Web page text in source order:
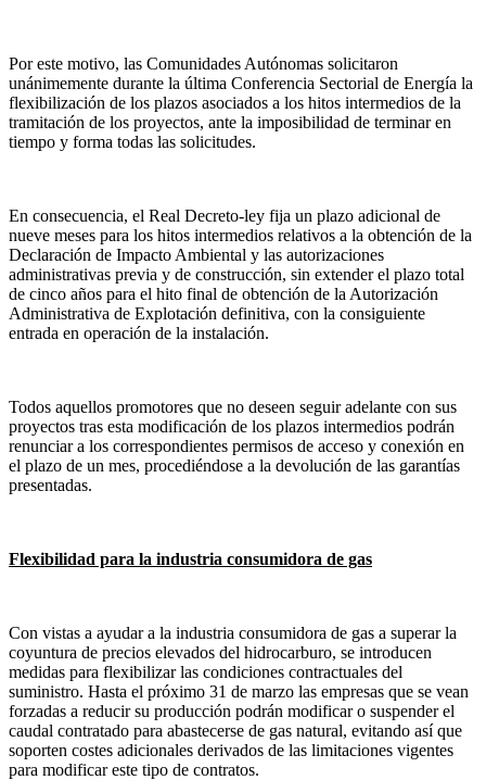
Por este motivo, las Comunidades Autónomas solicitaron
unánimemente durante la última Conferencia Sectorial de Energía la
flexibilización de los plazos asociados a los hitos intermedios de la
tramitación de los proyectos, ante la imposibilidad de terminar en
tiempo y forma todas las solicitudes.
En consecuencia, el Real Decreto-ley fija un plazo adicional de
nueve meses para los hitos intermedios relativos a la obtención de la
Declaración de Impacto Ambiental y las autorizaciones
administrativas previa y de construcción, sin extender el plazo total
de cinco años para el hito final de obtención de la Autorización
Administrativa de Explotación definitiva, con la consiguiente
entrada en operación de la instalación.
Todos aquellos promotores que no deseen seguir adelante con sus
proyectos tras esta modificación de los plazos intermedios podrán
renunciar a los correspondientes permisos de acceso y conexión en
el plazo de un mes, procediéndose a la devolución de las garantías
presentadas.
Flexibilidad para la industria consumidora de gas
Con vistas a ayudar a la industria consumidora de gas a superar la
coyuntura de precios elevados del hidrocarburo, se introducen
medidas para flexibilizar las condiciones contractuales del
suministro. Hasta el próximo 31 de marzo las empresas que se vean
forzadas a reducir su producción podrán modificar o suspender el
caudal contratado para abastecerse de gas natural, evitando así que
soporten costes adicionales derivados de las limitaciones vigentes
para modificar este tipo de contratos.